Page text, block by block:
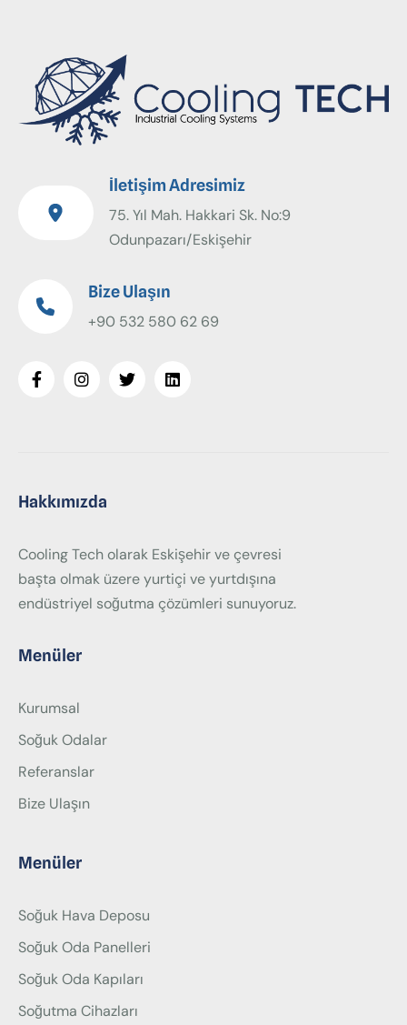
İletişim Adresimiz
75. Yıl Mah. Hakkari Sk. No:9
Odunpazarı/Eskişehir
Bize Ulaşın
+90 532 580 62 69
Hakkımızda
Cooling Tech olarak Eskişehir ve çevresi
başta olmak üzere yurtiçi ve yurtdışına
endüstriyel soğutma çözümleri sunuyoruz.
Menüler
Kurumsal
Soğuk Odalar
Referanslar
Bize Ulaşın
Menüler
Soğuk Hava Deposu
Soğuk Oda Panelleri
Soğuk Oda Kapıları
Soğutma Cihazları